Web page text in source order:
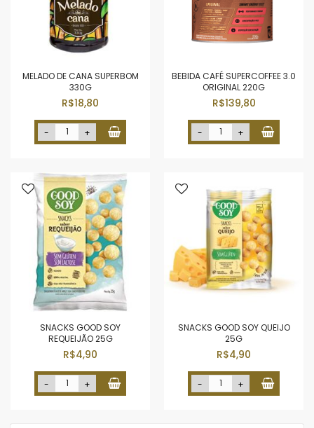
MELADO DE CANA SUPERBOM
330G
R$18,80
- +
BEBIDA CAFÉ SUPERCOFFEE 3.0
ORIGINAL 220G
R$139,80
- +
SNACKS GOOD SOY
REQUEIJÃO 25G
R$4,90
- +
SNACKS GOOD SOY QUEIJO
25G
R$4,90
- +